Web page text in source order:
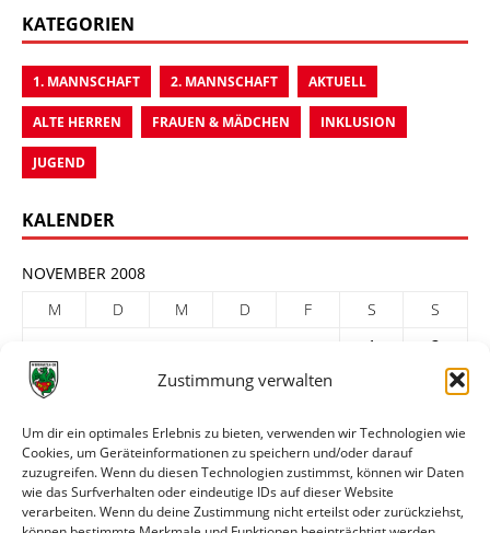
Zustimmung verwalten
Um dir ein optimales Erlebnis zu bieten, verwenden wir Technologien wie
Cookies, um Geräteinformationen zu speichern und/oder darauf
zuzugreifen. Wenn du diesen Technologien zustimmst, können wir Daten
wie das Surfverhalten oder eindeutige IDs auf dieser Website
verarbeiten. Wenn du deine Zustimmung nicht erteilst oder zurückziehst,
KATEGORIEN
1. MANNSCHAFT 2. MANNSCHAFT AKTUELL
ALTE HERREN FRAUEN & MÄDCHEN INKLUSION
JUGEND
KALENDER
NOVEMBER 2008
M
D M D F S
S
1
2
3
5 6 7
17
18 19 20 21 22
24
25 26 27 28 29
« Okt.
Dez. »